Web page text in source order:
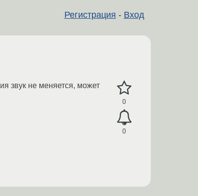
Регистрация - Вход
0
0
звук не меняется, может